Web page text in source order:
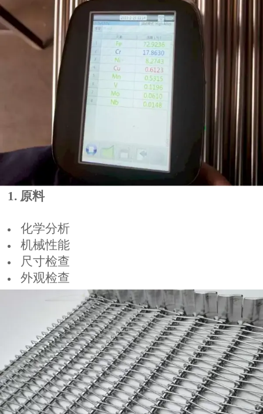
1. 原料
化学分析
机械性能
尺寸检查
外观检查